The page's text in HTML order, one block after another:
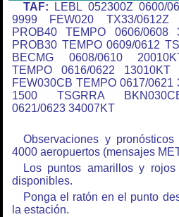
TAF: LEBL 052300Z 0600/
9999 FEW020 TX33/0612Z
PROB40 TEMPO 0606/0608
PROB30 TEMPO 0609/0612
BECMG 0608/0610
TEMPO 0616/0622 13010KT
FEW030CB TEMPO 0617/0621
1500 TSGRRA
0621/0623 34007KT
Observaciones y
4000 aeropuertos (mensajes
Los puntos amarillos y
disponibles.
Ponga el ratón en el punto
la estación.